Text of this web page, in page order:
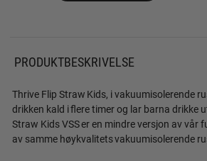
PRODUKTBESKRIVELSE
Thrive Flip Straw Kids, i vakuumisolerende
drikken kald i flere timer og lar barna drikke
Straw Kids VSS er en mindre versjon av vår
av samme høykvalitets vakuumisolerende